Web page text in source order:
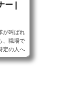
|
が叫ばれ
、職場で
定の人へ
産性の低